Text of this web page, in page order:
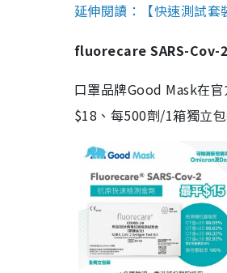
延伸閱讀：【快速測試
fluorecare SARS-Cov-
口罩品牌Good Mask在
$18、每500劑/1箱獨立